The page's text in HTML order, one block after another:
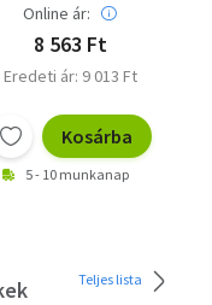
Online ár:
8 563 Ft
Eredeti ár: 9 013 Ft
Kosárba
5 - 10 munkanap
Teljes lista